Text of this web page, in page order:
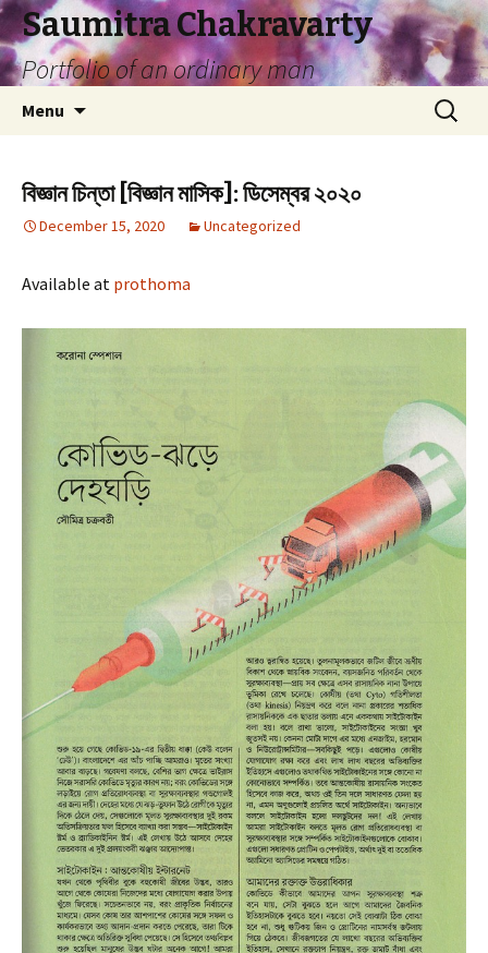
Saumitra Chakravarty
Portfolio of an ordinary man
Menu
Search
for:
বিজ্ঞান চিন্তা [বিজ্ঞান মাসিক]: ডিসেম্বর ২০২০
December 15, 2020 Uncategorized
Available at prothoma